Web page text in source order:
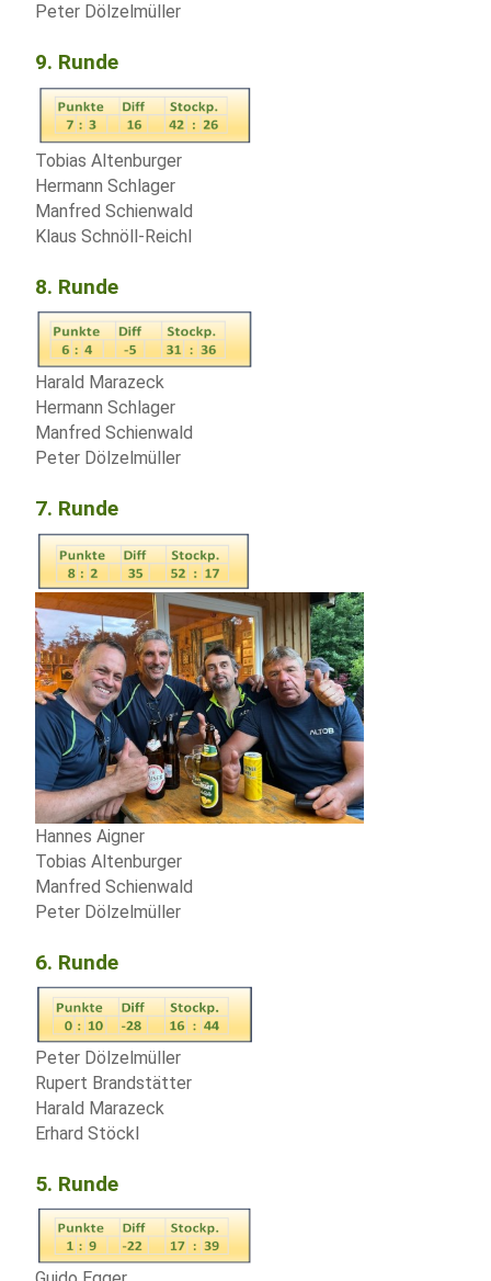
Peter Dölzelmüller
9. Runde
Tobias Altenburger
Hermann Schlager
Manfred Schienwald
Klaus Schnöll-Reichl
8. Runde
Harald Marazeck
Hermann Schlager
Manfred Schienwald
Peter Dölzelmüller
7. Runde
Hannes Aigner
Tobias Altenburger
Manfred Schienwald
Peter Dölzelmüller
6. Runde
Peter Dölzelmüller
Rupert Brandstätter
Harald Marazeck
Erhard Stöckl
5. Runde